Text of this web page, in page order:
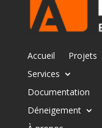
Accueil
Projets
Services
Documentation
Déneigement